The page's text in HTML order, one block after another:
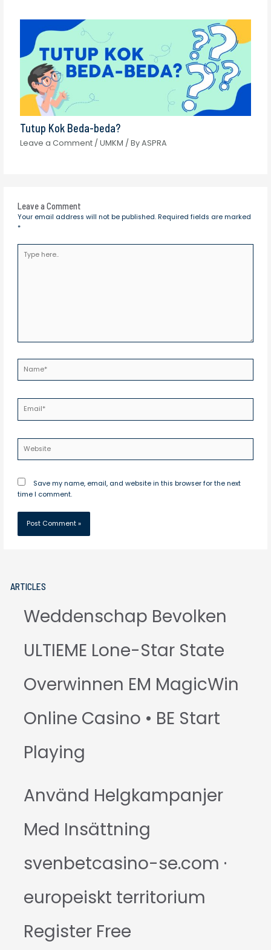
Tutup Kok Beda-beda?
Leave a Comment /UMKM / ByASPRA
Leave a Comment
Your email address will not be published. Required fields are marked
*
here..
Save my name, email, and website in this browser for the next
time I comment.
ARTICLES
Weddenschap Bevolken
ULTIEME Lone-Star State
Overwinnen EM MagicWin
Online Casino • BE Start
Playing
Använd Helgkampanjer
Med Insättning
svenbetcasino-se.com ·
europeiskt territorium
Register Free